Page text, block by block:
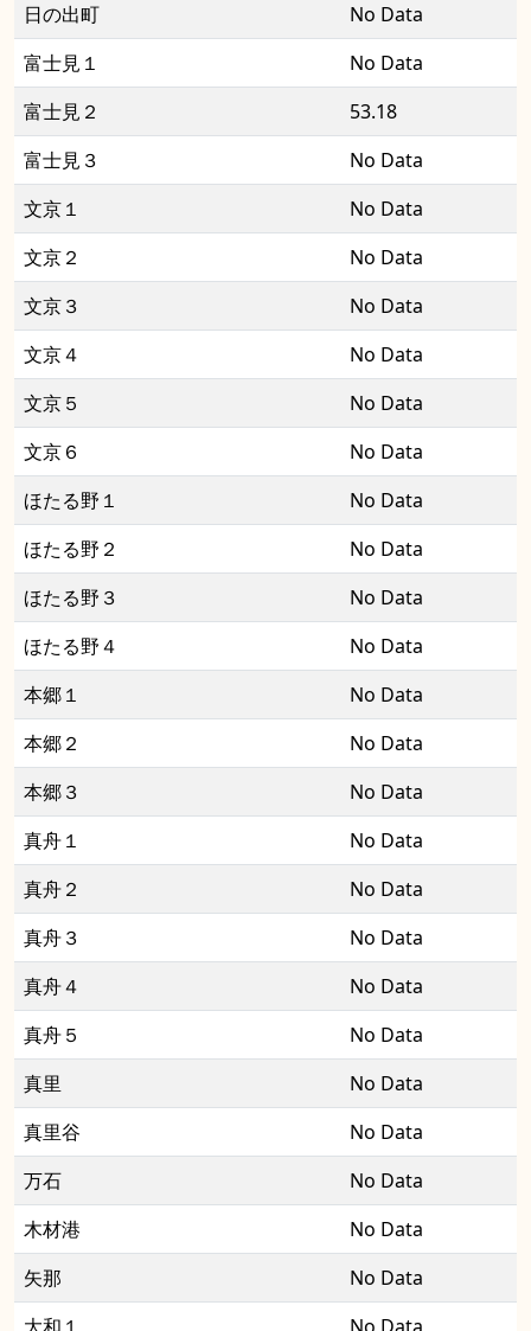
日の出町
No Data
富士見１
No Data
富士見２
53.18
富士見３
No Data
文京１
No Data
文京２
No Data
文京３
No Data
文京４
No Data
文京５
No Data
文京６
No Data
ほたる野１
No Data
ほたる野２
No Data
ほたる野３
No Data
ほたる野４
No Data
本郷１
No Data
本郷２
No Data
本郷３
No Data
真舟１
No Data
真舟２
No Data
真舟３
No Data
真舟４
No Data
真舟５
No Data
真里
No Data
真里谷
No Data
万石
No Data
木材港
No Data
矢那
No Data